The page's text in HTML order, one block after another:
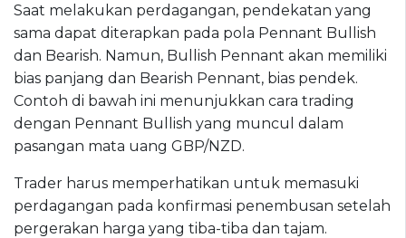
Saat melakukan perdagangan, pendekatan yang
sama dapat diterapkan pada pola Pennant Bullish
dan Bearish. Namun, Bullish Pennant akan memiliki
bias panjang dan Bearish Pennant, bias pendek.
Contoh di bawah ini menunjukkan cara trading
dengan Pennant Bullish yang muncul dalam
pasangan mata uang GBP/NZD.
Trader harus memperhatikan untuk memasuki
perdagangan pada konfirmasi penembusan setelah
pergerakan harga yang tiba-tiba dan tajam.